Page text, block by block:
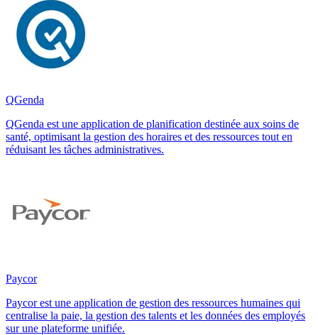
QGenda
QGenda est une application de planification destinée aux soins de
santé, optimisant la gestion des horaires et des ressources tout en
réduisant les tâches administratives.
Paycor
Paycor est une application de gestion des ressources humaines qui
centralise la paie, la gestion des talents et les données des employés
sur une plateforme unifiée.